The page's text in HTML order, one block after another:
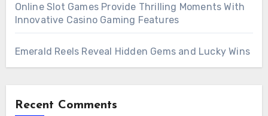
Online Slot Games Provide Thrilling Moments With
Innovative Casino Gaming Features
Emerald Reels Reveal Hidden Gems and Lucky Wins
Recent Comments